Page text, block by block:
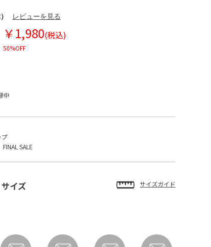
レビューを見る
￥1,980(税込)
50%OFF
中
プ
FINAL SALE
サイズ サイズガイド